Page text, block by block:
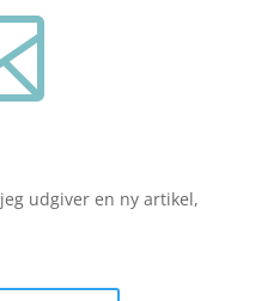
udgiver en ny artikel,